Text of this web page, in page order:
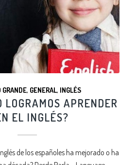
, GENERAL, INGLÉS
LOGRAMOS APRENDER
EL INGLÉS?
de los españoles ha mejorado o ha